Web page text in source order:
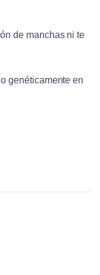
de manchas ni te
genéticamente en